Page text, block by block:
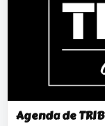
Agenda de